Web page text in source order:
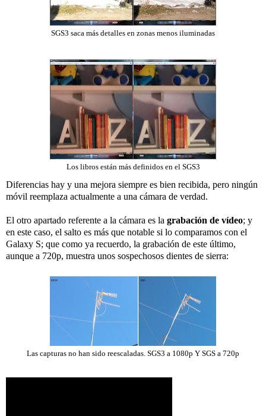
SGS3 saca más detalles en zonas menos iluminadas
Los libros están más definidos en el SGS3
Diferencias hay y una mejora siempre es bien recibida, pero ningún
móvil reemplaza actualmente a una cámara de verdad.
El otro apartado referente a la cámara es la grabación de vídeo; y
en este caso, el salto es más que notable si lo comparamos con el
Galaxy S; que como ya recuerdo, la grabación de este último,
aunque a 720p, muestra unos sospechosos dientes de sierra:
Las capturas no han sido reescaladas. SGS3 a 1080p Y SGS a 720p